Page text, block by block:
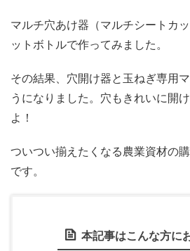
マルチ穴あけ器（マルチシートカ
ットボトルで作ってみました。
その結果、穴開け器と玉ねぎ専用
うになりました。穴もきれいに開
よ！
ついつい揃えたくなる農業資材の
です。
本記事はこんな方に